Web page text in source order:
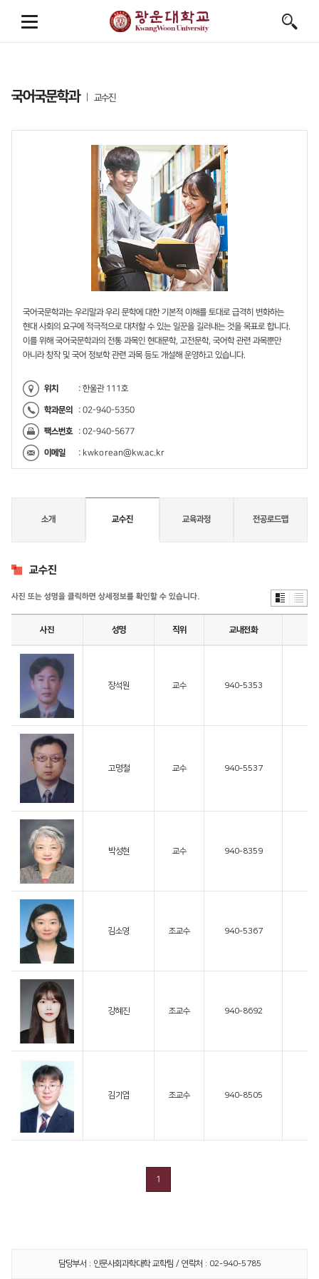
국어국문학과 교수진
국어국문학과는 우리말과 우리 문학에 대한 기본적 이해를 토대로 급격히 변화하는
현대 사회의 요구에 적극적으로 대처할 수 있는 일꾼을 길러내는 것을 목표로 합니다.
이를 위해 국어국문학과의 전통 과목인 현대문학, 고전문학, 국어학 관련 과목뿐만
아니라 창작 및 국어 정보학 관련 과목 등도 개설해 운영하고 있습니다.
위치 : 한울관 111호
학과문의 : 02-940-5350
팩스번호 : 02-940-5677
이메일 : kwkorean@kw.ac.kr
소개 교수진 교육과정 전공로드맵
수
진 교수진
사진 또는 성명을 클릭하면 상세정보를 확인할 수 있습니다.
사진 성명 직위 교내전화
장석원 교수 940-5353
고명철 교수 940-5537
박성현 교수 940-8359
김소영 조교수 940-5367
강혜진 조교수 940-8692
김기엽 조교수 940-8505
1
담당부서 : 인문사회과학대학 교학팀 / 연락처 : 02-940-5785